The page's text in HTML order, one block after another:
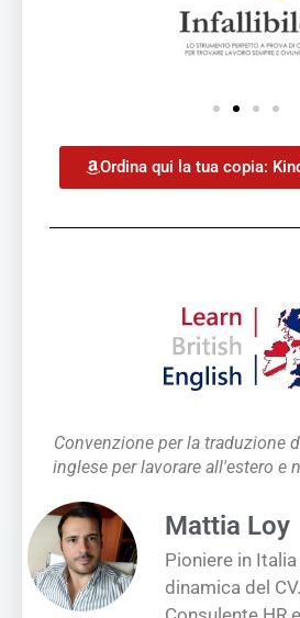
Ordina qui la tua copia:
Convenzione per la traduzione
inglese per lavorare all'estero e
Mattia Loy
Pioniere in
dinamica del